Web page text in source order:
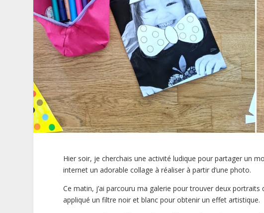
Hier soir, je cherchais une activité ludique pour partager un
internet un adorable collage à réaliser à partir d’une photo.
Ce matin, j’ai parcouru ma galerie pour trouver deux
appliqué un filtre noir et blanc pour obtenir un effet artistique.